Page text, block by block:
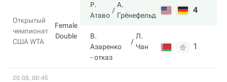
Открытый
чемпионат
США WTA
Female
Double
Р.
Атаво
А.
Грёнефельд
4
В.
Азаренко
Л.
Чан
- отказ
1
20.08, 00:45